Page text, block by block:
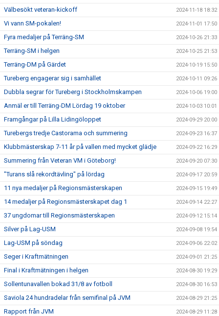
Välbesökt veteran-kickoff 2024-11-18 18:32
Vi vann SM-pokalen! 2024-11-01 17:50
Fyra medaljer på Terräng-SM 2024-10-26 21:33
Terräng-SM i helgen 2024-10-25 21:53
Terräng-DM på Gärdet 2024-10-19 15:50
Tureberg engagerar sig i samhället 2024-10-11 09:26
Dubbla segrar för Tureberg i Stockholmskampen 2024-10-06 19:00
Anmäl er till Terräng-DM Lördag 19 oktober 2024-10-03 10:01
Framgångar på Lilla Lidingöloppet 2024-09-29 20:00
Turebergs tredje Castorama och summering 2024-09-23 16:37
Klubbmästerskap 7-11 år på vallen med mycket glädje 2024-09-22 16:29
Summering från Veteran VM i Göteborg! 2024-09-20 07:30
"Turans slå rekordtävling" på lördag 2024-09-17 20:59
11 nya medaljer på Regionsmästerskapen 2024-09-15 19:49
14 medaljer på Regionsmästerskapet dag 1 2024-09-14 22:27
37 ungdomar till Regionsmästerskapen 2024-09-12 15:14
Silver på Lag-USM 2024-09-08 19:54
Lag-USM på söndag 2024-09-06 22:02
Seger i Kraftmätningen 2024-09-01 21:25
Final i Kraftmätningen i helgen 2024-08-30 19:29
Sollentunavallen bokad 31/8 av fotboll 2024-08-30 16:53
Saviola 24 hundradelar från semifinal på JVM 2024-08-29 21:25
Rapport från JVM 2024-08-29 11:28